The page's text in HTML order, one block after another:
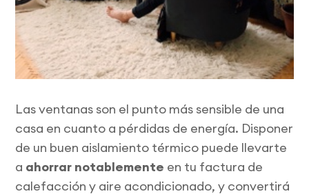
Las ventanas son el punto más sensible de una
casa en cuanto a pérdidas de energía. Disponer
de un buen aislamiento térmico puede llevarte
a ahorrar notablemente en tu factura de
calefacción y aire acondicionado, y convertirá